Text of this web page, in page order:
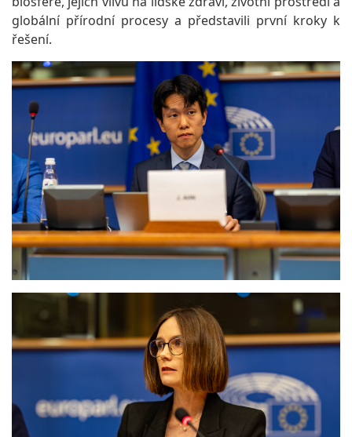
globální přírodní procesy a představili první kroky k
řešení.